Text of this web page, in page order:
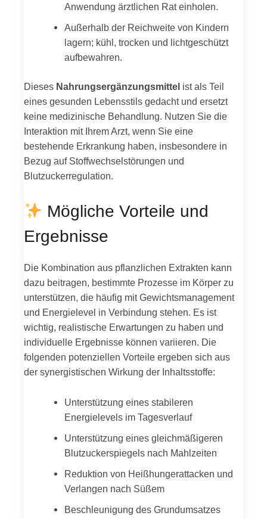
Anwendung ärztlichen Rat einholen.
Außerhalb der Reichweite von Kindern
lagern; kühl, trocken und lichtgeschützt
aufbewahren.
Dieses Nahrungsergänzungsmittel ist als Teil
eines gesunden Lebensstils gedacht und ersetzt
keine medizinische Behandlung. Nutzen Sie die
Interaktion mit Ihrem Arzt, wenn Sie eine
bestehende Erkrankung haben, insbesondere in
Bezug auf Stoffwechselstörungen und
Blutzuckerregulation.
Mögliche Vorteile und
Ergebnisse
Die Kombination aus pflanzlichen Extrakten kann
dazu beitragen, bestimmte Prozesse im Körper zu
unterstützen, die häufig mit Gewichtsmanagement
und Energielevel in Verbindung stehen. Es ist
wichtig, realistische Erwartungen zu haben und
individuelle Ergebnisse können variieren. Die
folgenden potenziellen Vorteile ergeben sich aus
der synergistischen Wirkung der Inhaltsstoffe:
Unterstützung eines stabileren
Energielevels im Tagesverlauf
Unterstützung eines gleichmäßigeren
Blutzuckerspiegels nach Mahlzeiten
Reduktion von Heißhungerattacken und
Verlangen nach Süßem
Beschleunigung des Grundumsatzes